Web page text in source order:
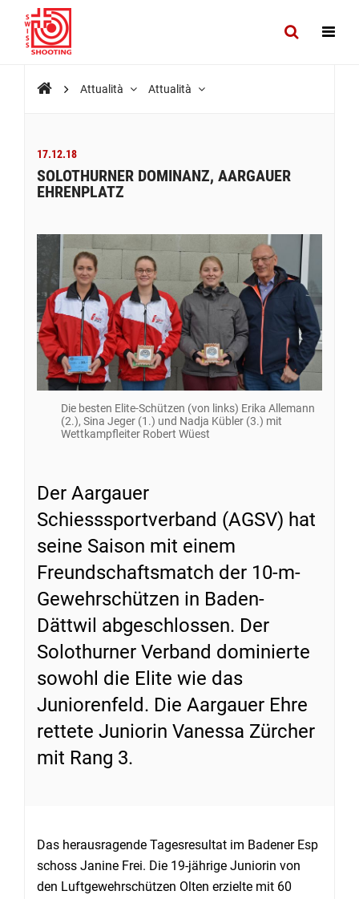
Attualità Attualità
17.12.18
SOLOTHURNER DOMINANZ, AARGAUER
EHRENPLATZ
Die besten Elite-Schützen (von links) Erika Allemann
(2.), Sina Jeger (1.) und Nadja Kübler (3.) mit
Wettkampfleiter Robert Wüest
Der Aargauer
Schiesssportverband (AGSV) hat
seine Saison mit einem
Freundschaftsmatch der 10-m-
Gewehrschützen in Baden-
Dättwil abgeschlossen. Der
Solothurner Verband dominierte
sowohl die Elite wie das
Juniorenfeld. Die Aargauer Ehre
rettete Juniorin Vanessa Zürcher
mit Rang 3.
Das herausragende Tagesresultat im Badener Esp
schoss Janine Frei. Die 19-jährige Juniorin von
den Luftgewehrschützen Olten erzielte mit 60